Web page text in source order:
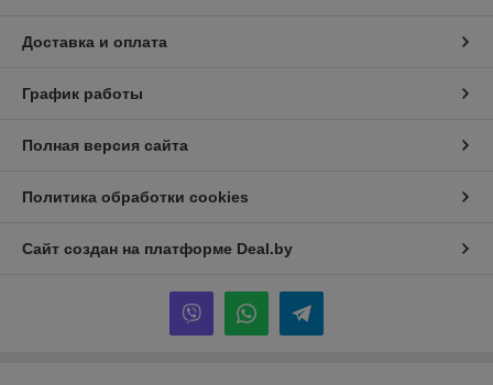
Доставка и оплата
График работы
Полная версия сайта
Политика обработки cookies
Сайт создан на платформе Deal.by